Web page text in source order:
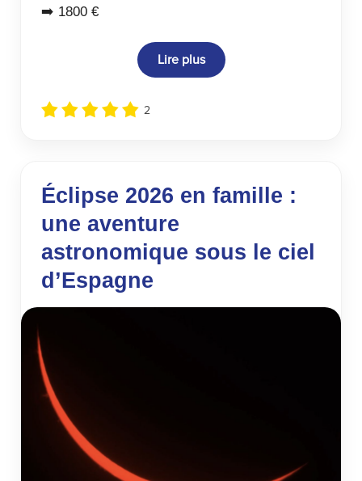
➡️ 1800 €
Lire plus
2
Éclipse 2026 en famille :
une aventure
astronomique sous le ciel
d’Espagne